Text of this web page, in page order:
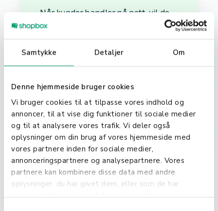
Samtykke Detaljer Om
Denne hjemmeside bruger cookies
Vi bruger cookies til at tilpasse vores indhold og
annoncer, til at vise dig funktioner til sociale medier
og til at analysere vores trafik. Vi deler også
oplysninger om din brug af vores hjemmeside med
vores partnere inden for sociale medier,
annonceringspartnere og analysepartnere. Vores
partnere kan kombinere disse data med andre
oplysninger, du har givet dem, eller som de har
Når kunder handler på nett, vil de
ofte se et felt ved utsjekking hvor de
anvende koden, reduseres den
totale kostnaden for kjøpet med
være en prosentandel av
kjøpesummen, et fast beløp, eller
andre fordeler som gratis frakt.
Fordele med
Rabattkoder